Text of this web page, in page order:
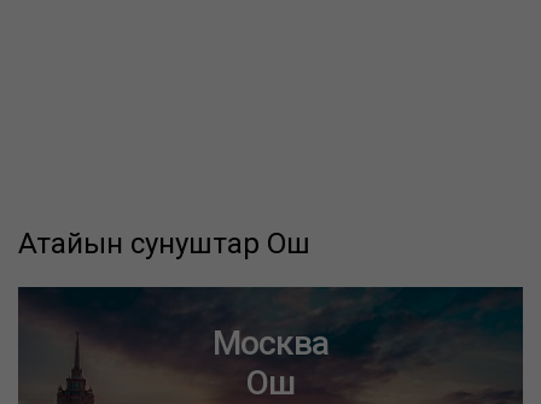
Атайын сунуштар Ош
Москва
Ош